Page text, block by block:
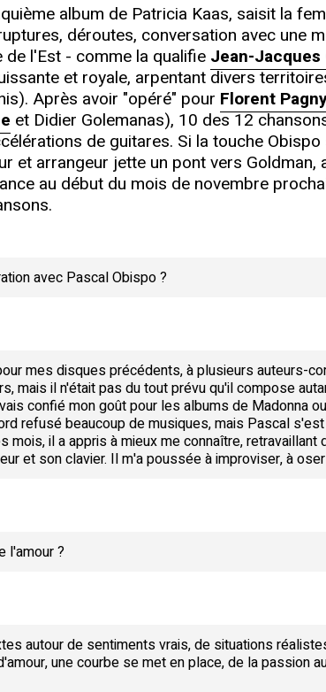
album de Patricia Kaas, saisit la
déroutes, conversation avec une
l'Est - comme la qualifie Jean-Jacques
et royale, arpentant divers
Après avoir "opéré" pour Florent
et Didier Golemanas), 10 des 12
de guitares. Si la touche
et arrangeur jette un pont vers
au début du mois de novembre
avec Pascal Obispo ?
mes disques précédents, à plusieurs auteurs-
mais il n'était pas du tout prévu qu'il compose
confié mon goût pour les albums de Madonna
refusé beaucoup de musiques, mais Pascal
mois, il a appris à mieux me connaître,
et son clavier. Il m'a poussée à improviser, à
l'amour ?
autour de sentiments vrais, de situations
une courbe se met en place, de la passion